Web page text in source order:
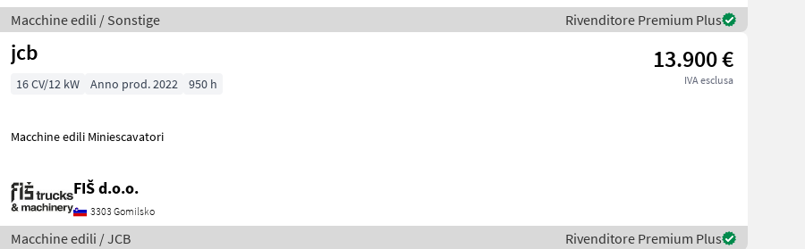
Macchine edili / Sonstige Rivenditore Premium Plus
jcb 13.900 €
IVA esclusa
16 CV/12 kW Anno prod. 2022 950 h
Macchine edili Miniescavatori
FIŠ d.o.o.
3303 Gomilsko
Macchine edili / JCB Rivenditore Premium Plus